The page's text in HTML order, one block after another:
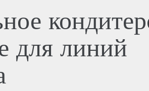
для линий